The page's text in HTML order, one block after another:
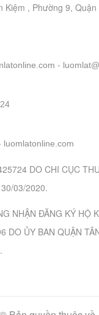
Kiệm , Phường 9, Quận
-
luomlatonline.com
DO CHI CỤC
03/2020.
NHẬN ĐĂNG KÝ HỘ
DO ỦY BAN QUẬN